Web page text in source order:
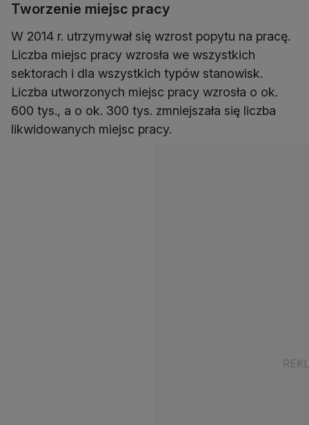
Tworzenie miejsc pracy
W 2014 r. utrzymywał się wzrost popytu na pracę.
Liczba miejsc pracy wzrosła we wszystkich
sektorach i dla wszystkich typów stanowisk.
Liczba utworzonych miejsc pracy wzrosła o ok.
600 tys., a o ok. 300 tys. zmniejszała się liczba
likwidowanych miejsc pracy.